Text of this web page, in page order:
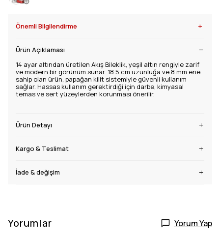
Önemli Bilgilendirme +
Ürün Açıklaması
14 ayar altından üretilen Akış Bileklik, yeşil altın rengiyle zarif
ve modern bir görünüm sunar. 18.5 cm uzunluğa ve 8 mm ene
sahip olan ürün, papağan kilit sistemiyle güvenli kullanım
sağlar. Hassas kullanım gerektirdiği için darbe, kimyasal
temas ve sert yüzeylerden korunması önerilir.
Ürün Detayı
Kargo & Teslimat
İade & değişim
Yorumlar Yorum Yap